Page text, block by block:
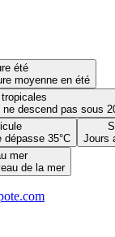
été
moyenne en été
descend pas sous
dépasse 35°C
Jours
mer
de la mer